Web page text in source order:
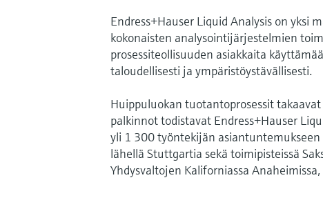
Endress+Hauser Liquid Analysis on
kokonaisten analysointijärjestelmien
prosessiteollisuuden asiakkaita
taloudellisesti ja ympäristöystävällisesti.
Huippuluokan tuotantoprosessit
palkinnot todistavat Endress+Hauser
yli 1 300 työntekijän
lähellä Stuttgartia sekä toimipisteissä
Yhdysvaltojen Kaliforniassa